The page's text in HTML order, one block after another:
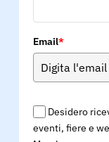
Email*
Desidero
eventi, fiere e